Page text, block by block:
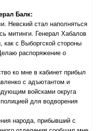
Балк:
Невский стал наполняться
митинги. Генерал Хабалов
с Выборгской стороны
распоряжение о
ко мне в кабинет прибыл
с адъютантом и
войсками округа
для водворения
народа, прибывший с